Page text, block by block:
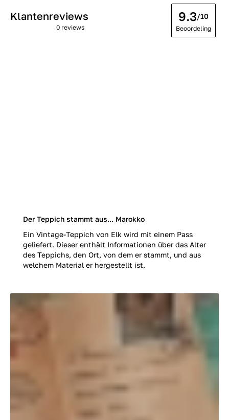
Der Teppich stammt aus... Marokko
Ein Vintage-Teppich von Elk wird mit einem Pass
geliefert. Dieser enthält Informationen über das Alter
des Teppichs, den Ort, von dem er stammt, und aus
welchem Material er hergestellt ist.
Klantenreviews
0 reviews
9.3/10
Beoordeling